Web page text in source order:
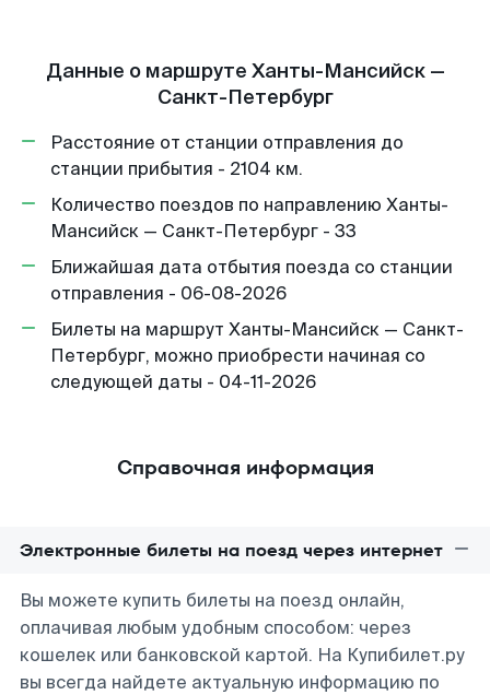
Данные о маршруте Ханты-Мансийск —
Санкт-Петербург
Расстояние от станции отправления до
станции прибытия - 2104 км.
Количество поездов по направлению Ханты-
Мансийск — Санкт-Петербург - 33
Ближайшая дата отбытия поезда со станции
отправления - 06-08-2026
Билеты на маршрут Ханты-Мансийск — Санкт-
Петербург, можно приобрести начиная со
следующей даты - 04-11-2026
Справочная информация
Электронные билеты на поезд через интернет
Вы можете купить билеты на поезд онлайн,
оплачивая любым удобным способом: через
кошелек или банковской картой. На Купибилет.ру
вы всегда найдете актуальную информацию по